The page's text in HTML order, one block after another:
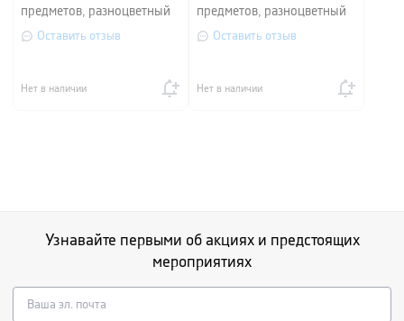
предметов, разноцветный
Оставить отзыв
Нет в наличии
предметов, разноцветный
Оставить отзыв
Нет в наличии
Узнавайте первыми об акциях и предстоящих
мероприятиях